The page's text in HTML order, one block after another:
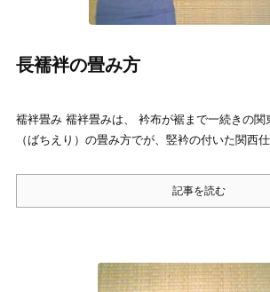
長襦袢の畳み方
襦袢畳み 襦袢畳みは、 衿布が裾まで一続きの
（ばちえり）の畳み方でが、竪衿の付いた関西
記事を読む